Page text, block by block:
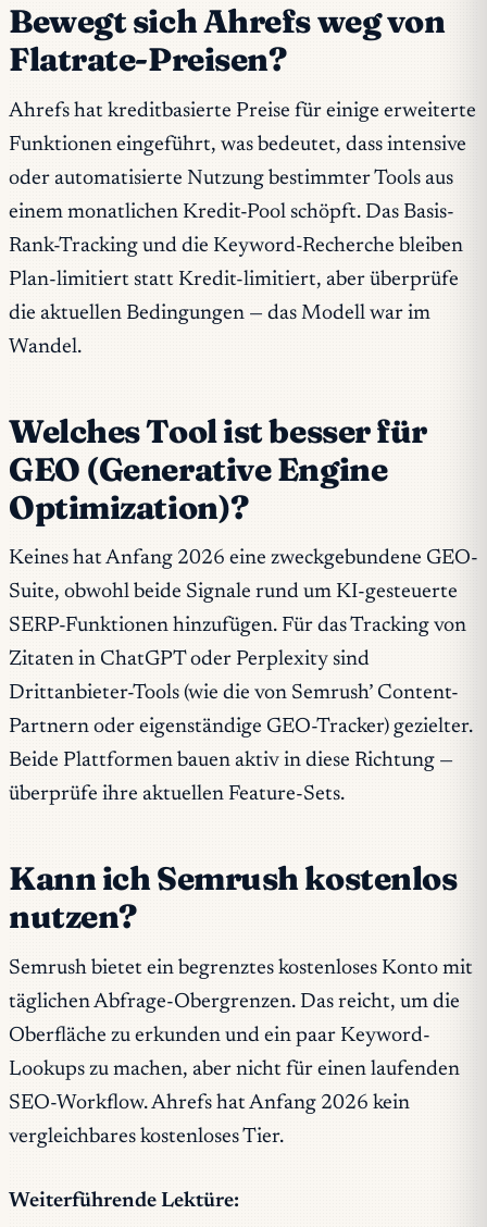
Bewegt sich Ahrefs weg von
Flatrate-Preisen?
Ahrefs hat kreditbasierte Preise für einige erweiterte
Funktionen eingeführt, was bedeutet, dass intensive
oder automatisierte Nutzung bestimmter Tools aus
einem monatlichen Kredit-Pool schöpft. Das Basis-
Rank-Tracking und die Keyword-Recherche bleiben
Plan-limitiert statt Kredit-limitiert, aber überprüfe
die aktuellen Bedingungen — das Modell war im
Wandel.
Welches Tool ist besser für
GEO (Generative Engine
Optimization)?
Keines hat Anfang 2026 eine zweckgebundene GEO-
Suite, obwohl beide Signale rund um KI-gesteuerte
SERP-Funktionen hinzufügen. Für das Tracking von
Zitaten in ChatGPT oder Perplexity sind
Drittanbieter-Tools (wie die von Semrush’ Content-
Partnern oder eigenständige GEO-Tracker) gezielter.
Beide Plattformen bauen aktiv in diese Richtung —
überprüfe ihre aktuellen Feature-Sets.
Kann ich Semrush kostenlos
nutzen?
Semrush bietet ein begrenztes kostenloses Konto mit
täglichen Abfrage-Obergrenzen. Das reicht, um die
Oberfläche zu erkunden und ein paar Keyword-
Lookups zu machen, aber nicht für einen laufenden
SEO-Workflow. Ahrefs hat Anfang 2026 kein
vergleichbares kostenloses Tier.
Weiterführende Lektüre: